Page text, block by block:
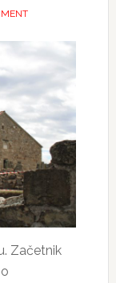
Začetnik